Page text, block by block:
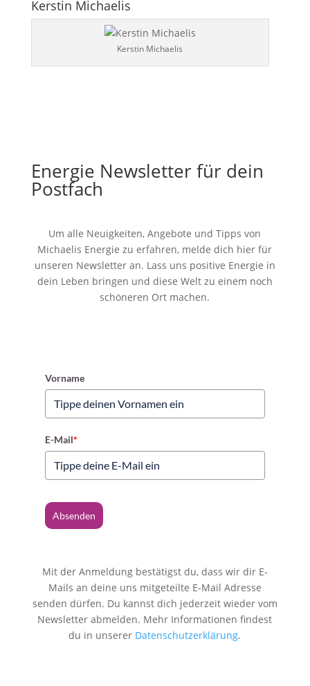
Kerstin Michaelis
Kerstin Michaelis
Energie Newsletter für dein
Postfach
Um alle Neuigkeiten, Angebote und Tipps von
Michaelis Energie zu erfahren, melde dich hier für
unseren Newsletter an. Lass uns positive Energie in
dein Leben bringen und diese Welt zu einem noch
schöneren Ort machen.
Vorname
E-Mail*
Absenden
Mit der Anmeldung bestätigst du, dass wir dir E-
Mails an deine uns mitgeteilte E-Mail Adresse
senden dürfen. Du kannst dich jederzeit wieder vom
Newsletter abmelden. Mehr Informationen findest
du in unserer Datenschutzerklärung.